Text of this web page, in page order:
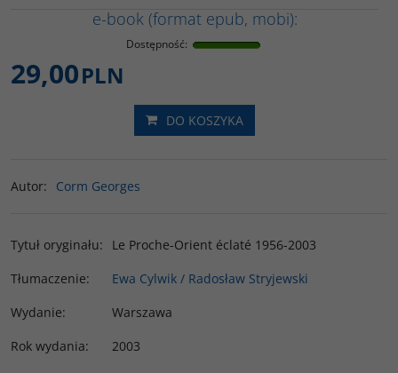
e-book (format epub, mobi):
Dostępność:
29,00PLN
DO KOSZYKA
Autor: Corm Georges
Tytuł oryginału:
Le Proche-Orient éclaté 1956-2003
Tłumaczenie:
Ewa Cylwik / Radosław Stryjewski
Wydanie:
Warszawa
Rok wydania:
2003